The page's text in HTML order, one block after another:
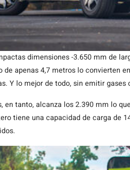
dimensiones -3.650 mm de
de apenas 4,7 metros lo convierten
Y lo mejor de todo, sin emitir gases
en tanto, alcanza los 2.390 mm lo
tiene una capacidad de carga de